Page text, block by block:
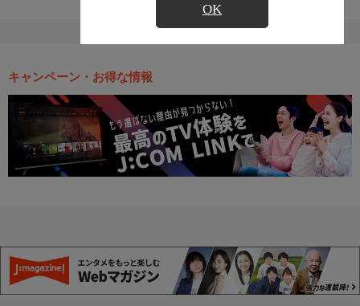
OK
キャンペーン・お得な情報